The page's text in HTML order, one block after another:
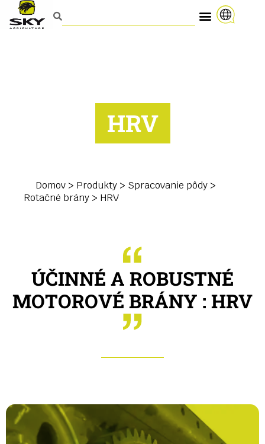
HRV
Domov > Produkty > Spracovanie pôdy >
Rotačné brány > HRV
ÚČINNÉ A ROBUSTNÉ
MOTOROVÉ BRÁNY : HRV